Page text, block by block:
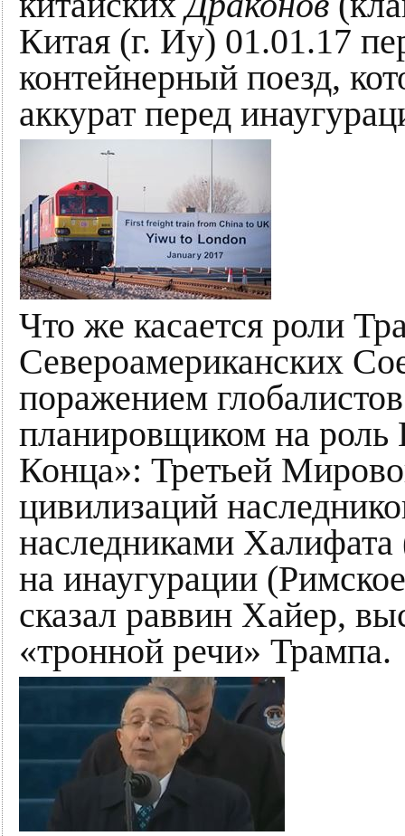
Китая (г. Иу) 01.01.17
контейнерный поезд,
аккурат перед
Что же касается роли
Североамериканских
поражением
планировщиком на роль
Конца»: Третьей
цивилизаций
наследниками
на инаугурации
сказал раввин Хайер,
«тронной речи» Трампа.